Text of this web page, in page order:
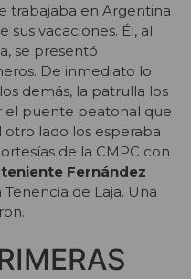
trabajaba en Argentina
sus vacaciones. Él, al
se presentó
De inmediato lo
demás, la patrulla los
el puente peatonal que
otro lado los esperaba
de la CMPC con
teniente Fernández
de Laja. Una